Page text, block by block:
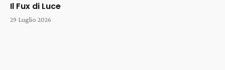
Il Fux di Luce
29 Luglio 2026